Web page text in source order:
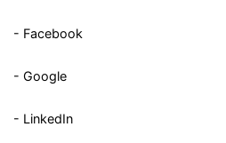
- Facebook
- Google
- LinkedIn